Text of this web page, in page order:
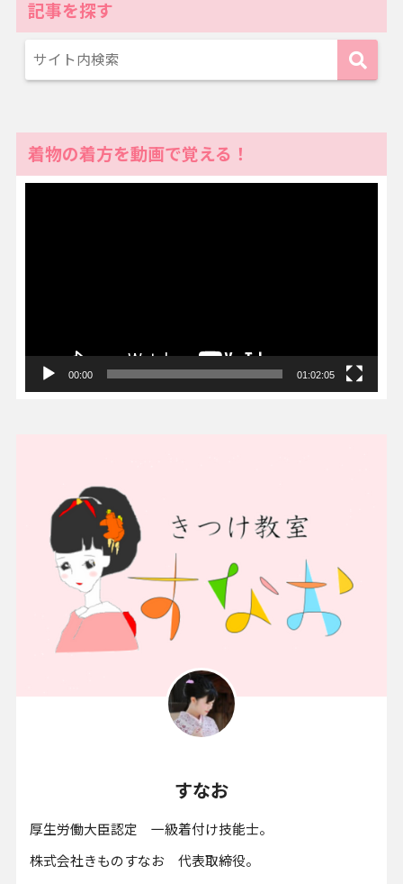
記事を探す
着物の着方を動画で覚える！
00:00 01:02:05
すなお
厚生労働大臣認定 一級着付け技能士。
株式会社きものすなお 代表取締役。